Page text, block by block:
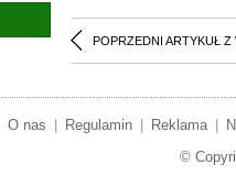
POPRZEDNI ARTYKUŁ Z
O nas Regulamin Reklama
©